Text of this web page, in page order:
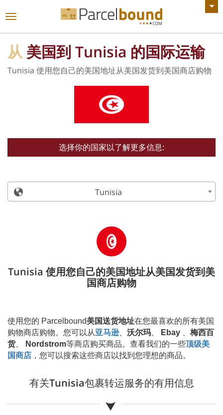
查看所有公告
切
航
从 美国到 Tunisia 的国际运输
Tunisia 使用您自己的美国地址从美国发货到美国商店购物
选择你的国家以了解更多信息:
Tunisia
Tunisia 使用您自己的美国地址从美国发货到美
国商店购物
使用您的 Parcelbound美国送货地址在您最喜欢的所有美国
购物商店购物。您可以从亚马逊、 沃尔玛 Ebay
梅西百
货、 Nordstrom等商店购买商品。查看我们的一些顶级美
国商店 ，您可以搜索这些商店以找到您理想的商品。
有关Tunisia包裹转运服务的有用信息